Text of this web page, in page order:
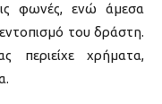
φωνές, ενώ άμεσα
του δράστη.
περιείχε χρήματα,